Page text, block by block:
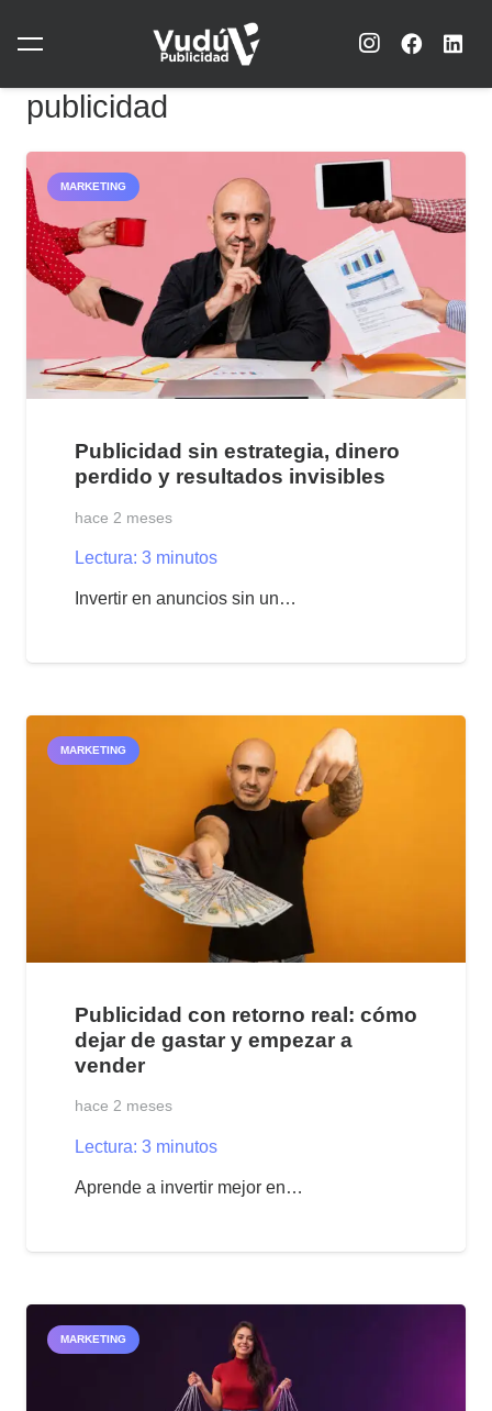
publicidad
MARKETING
Publicidad sin estrategia, dinero
perdido y resultados invisibles
hace 2 meses
Lectura: 3 minutos
Invertir en anuncios sin un…
MARKETING
Publicidad con retorno real: cómo
dejar de gastar y empezar a
vender
hace 2 meses
Lectura: 3 minutos
Aprende a invertir mejor en…
MARKETING